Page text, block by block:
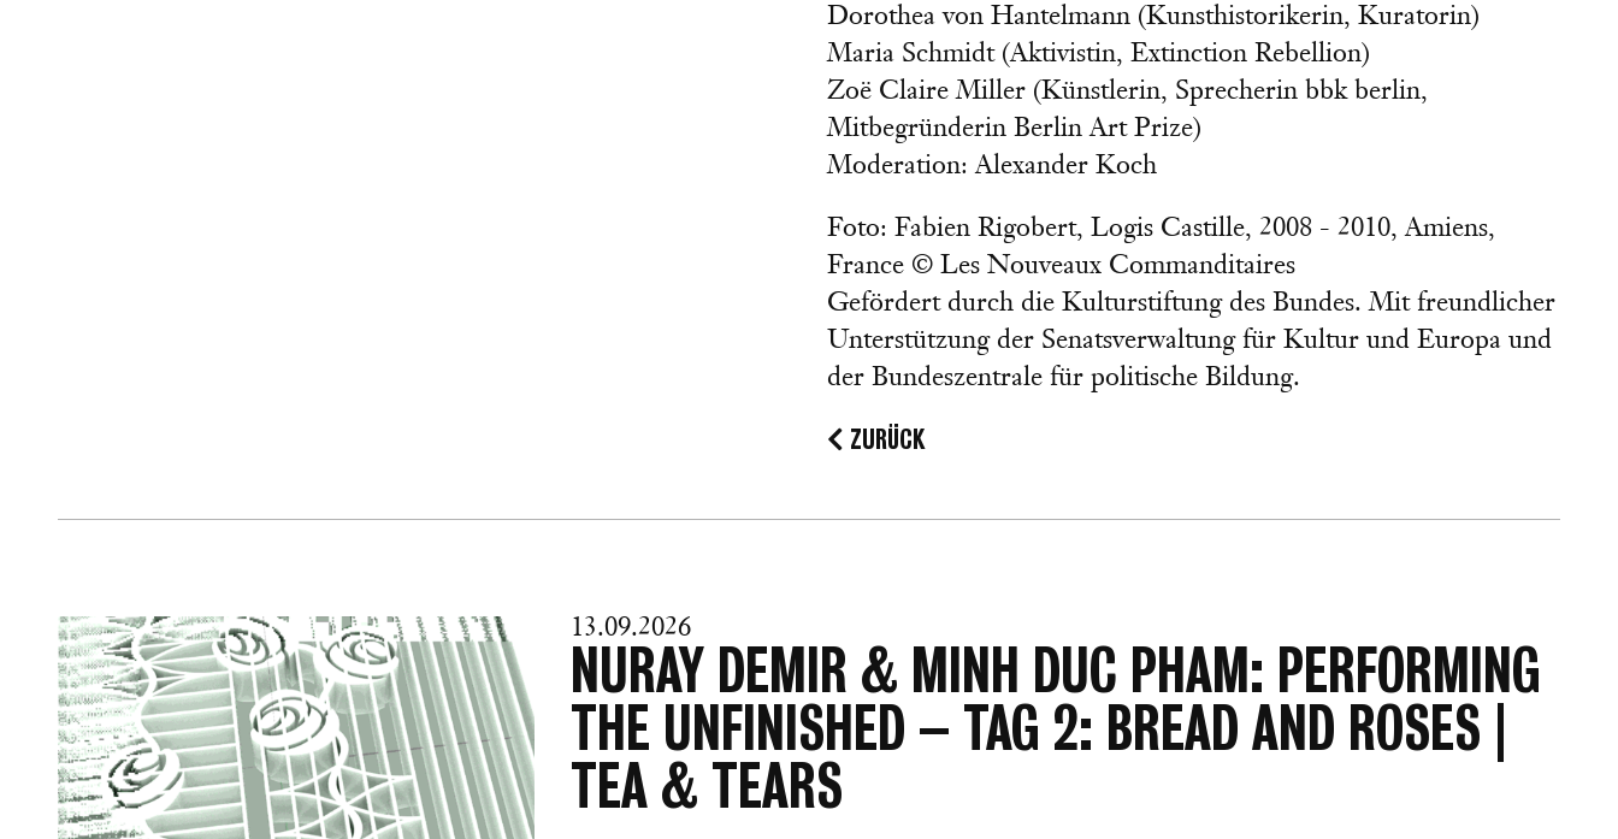
Dorothea von Hantelmann (Kunsthistorikerin, Kuratorin)
Maria Schmidt (Aktivistin, Extinction Rebellion)
Zoë Claire Miller (Künstlerin, Sprecherin bbk berlin,
Mitbegründerin Berlin Art Prize)
Moderation: Alexander Koch
Foto: Fabien Rigobert, Logis Castille, 2008 - 2010, Amiens,
France © Les Nouveaux Commanditaires
Gefördert durch die Kulturstiftung des Bundes. Mit freundlicher
Unterstützung der Senatsverwaltung für Kultur und Europa und
der Bundeszentrale für politische Bildung.
ZURÜCK
13.09.2026
NURAY DEMIR & MINH DUC PHAM: PERFORMING
THE UNFINISHED – TAG 2: BREAD AND ROSES |
TEA & TEARS